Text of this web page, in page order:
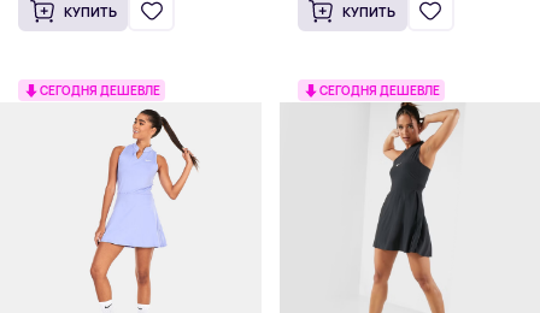
КУПИТЬ КУПИТЬ
СЕГОДНЯ ДЕШЕВЛЕ СЕГОДНЯ ДЕШЕВЛЕ